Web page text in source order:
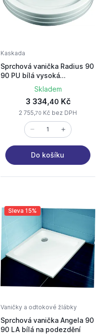
Kaskada
Sprchová vanička Radius 90
90 PU bílá vysoká
samostatně stojící
Skladem
3 334,40 Kč
2 755,70 Kč bez DPH
Do košíku
Sleva 15%
Vaničky a odtokové žlábky
Sprchová vanička Angela 90
90 LA bílá na podezdění